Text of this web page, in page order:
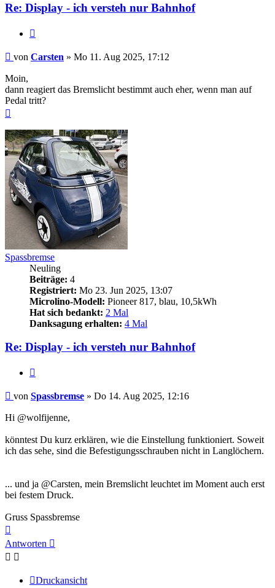
Re: Display - ich versteh nur Bahnhof
Beitrag
von Carsten » Mo 11. Aug 2025, 17:12
Moin,
dann reagiert das Bremslicht bestimmt auch eher, wenn man auf
Pedal tritt?
Spassbremse
Neuling
Beiträge: 4
Registriert: Mo 23. Jun 2025, 13:07
Microlino-Modell: Pioneer 817, blau, 10,5kWh
Hat sich bedankt: 2 Mal
Danksagung erhalten: 4 Mal
Re: Display - ich versteh nur Bahnhof
Beitrag
von Spassbremse » Do 14. Aug 2025, 12:16
Hi @wolfijenne,
könntest Du kurz erklären, wie die Einstellung funktioniert. Soweit
ich das sehe, sind die Befestigungsschrauben nicht in Langlöchern.
... und ja @Carsten, mein Bremslicht leuchtet im Moment auch erst
bei festem Druck.
Gruss Spassbremse
oben
Antworten
Druckansicht